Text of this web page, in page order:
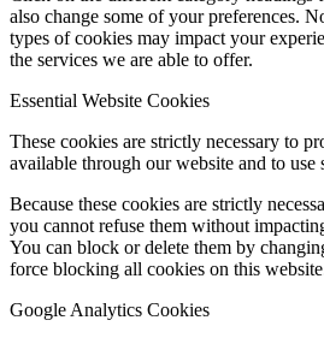
also change some of your preferences.
types of cookies may impact your
the services we are able to offer.
Essential Website Cookies
These cookies are strictly necessary to
available through our website and to use
Because these cookies are strictly
you cannot refuse them without
You can block or delete them by
force blocking all cookies on this
Google Analytics Cookies